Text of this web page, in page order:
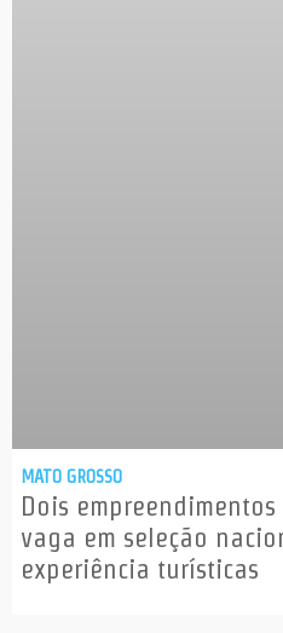
MATO GROSSO
Dois
vaga em seleção
experiência turísticas